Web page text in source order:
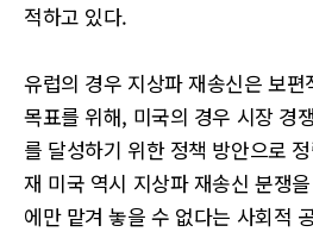
적하고 있다.
유럽의 경우 지상파 재송신은 보
목표를 위해, 미국의 경우 시장 경
를 달성하기 위한 정책 방안으로
재 미국 역시 지상파 재송신 분쟁
에만 맡겨 놓을 수 없다는 사회적